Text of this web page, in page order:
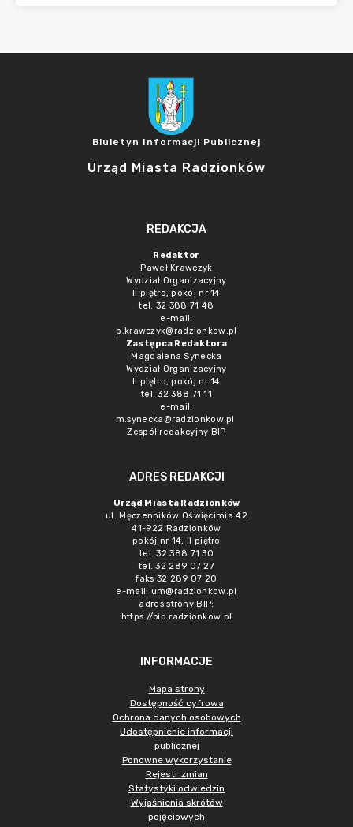
Biuletyn Informacji Publicznej
Urząd Miasta Radzionków
REDAKCJA
Redaktor
Paweł Krawczyk
Wydział Organizacyjny
II piętro, pokój nr 14
tel. 32 388 71 48
e-mail:
p.krawczyk@radzionkow.pl
Zastępca Redaktora
Magdalena Synecka
Wydział Organizacyjny
II piętro, pokój nr 14
tel. 32 388 71 11
e-mail:
m.synecka@radzionkow.pl
Zespół redakcyjny BIP
ADRES REDAKCJI
Urząd Miasta Radzionków
ul. Męczenników Oświęcimia 42
41-922 Radzionków
pokój nr 14, II piętro
tel. 32 388 71 30
tel. 32 289 07 27
faks 32 289 07 20
e-mail: um@radzionkow.pl
adres strony BIP:
https://bip.radzionkow.pl
INFORMACJE
Mapa strony
Dostępność cyfrowa
Ochrona danych osobowych
Udostępnienie informacji
publicznej
Ponowne wykorzystanie
Rejestr zmian
Statystyki odwiedzin
Wyjaśnienia skrótów
pojęciowych